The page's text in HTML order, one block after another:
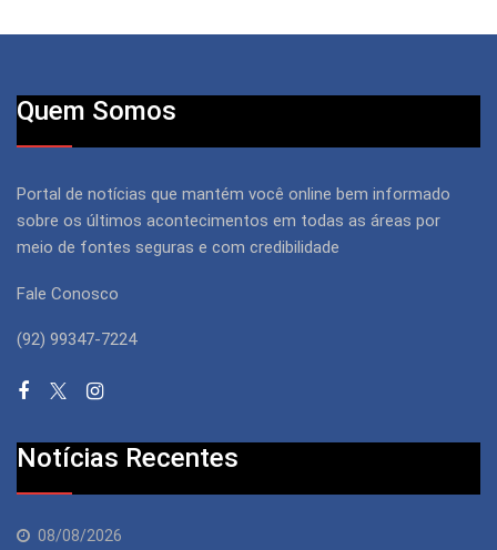
Quem Somos
Portal de notícias que mantém você online bem informado
sobre os últimos acontecimentos em todas as áreas por
meio de fontes seguras e com credibilidade
Fale Conosco
(92) 99347-7224
Notícias Recentes
08/08/2026